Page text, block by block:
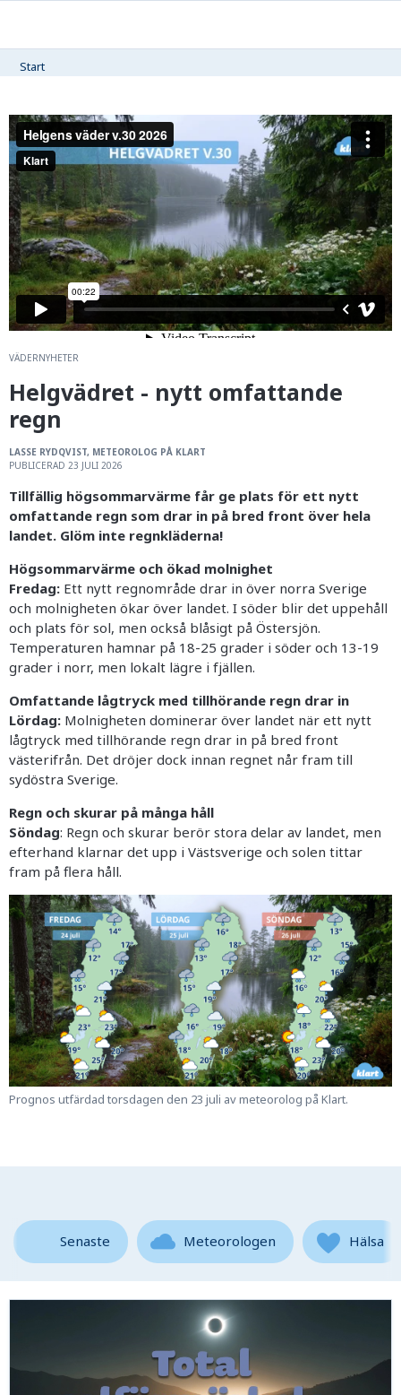
Start
VÄDERNYHETER
Helgvädret - nytt omfattande
regn
LASSE RYDQVIST, METEOROLOG PÅ KLART
PUBLICERAD 23 JULI 2026
Tillfällig högsommarvärme får ge plats för ett nytt
omfattande regn som drar in på bred front över hela
landet. Glöm inte regnkläderna!
Högsommarvärme och ökad molnighet
Fredag: Ett nytt regnområde drar in över norra Sverige
och molnigheten ökar över landet. I söder blir det uppehåll
och plats för sol, men också blåsigt på Östersjön.
Temperaturen hamnar på 18-25 grader i söder och 13-19
grader i norr, men lokalt lägre i fjällen.
Omfattande lågtryck med tillhörande regn drar in
Lördag: Molnigheten dominerar över landet när ett nytt
lågtryck med tillhörande regn drar in på bred front
västerifrån. Det dröjer dock innan regnet når fram till
sydöstra Sverige.
Regn och skurar på många håll
Söndag: Regn och skurar berör stora delar av landet, men
efterhand klarnar det upp i Västsverige och solen tittar
fram på flera håll.
Prognos utfärdad torsdagen den 23 juli av meteorolog på Klart.
Senaste Meteorologen Hälsa